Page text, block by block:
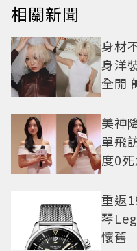
相關新聞
身材
身洋
全開
美神
單飛
度0
重返
琴
懷舊